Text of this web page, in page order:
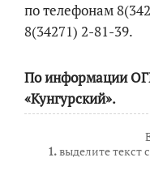
по телефонам
8(34271) 2-81-39.
По информации
«Кунгурский».
1.выделите текст